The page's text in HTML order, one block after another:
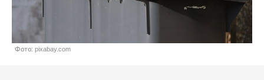
Фото: pixabay.com